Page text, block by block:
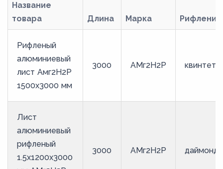
Название
товара
Длина Марка Рифление
Рифленый
алюминиевый
лист Амг2Н2Р
1500x3000 мм
3000 АМг2Н2Р квинтет
Лист
алюминиевый
рифленый
1.5х1200х3000
3000 АМг2Н2Р даймонд